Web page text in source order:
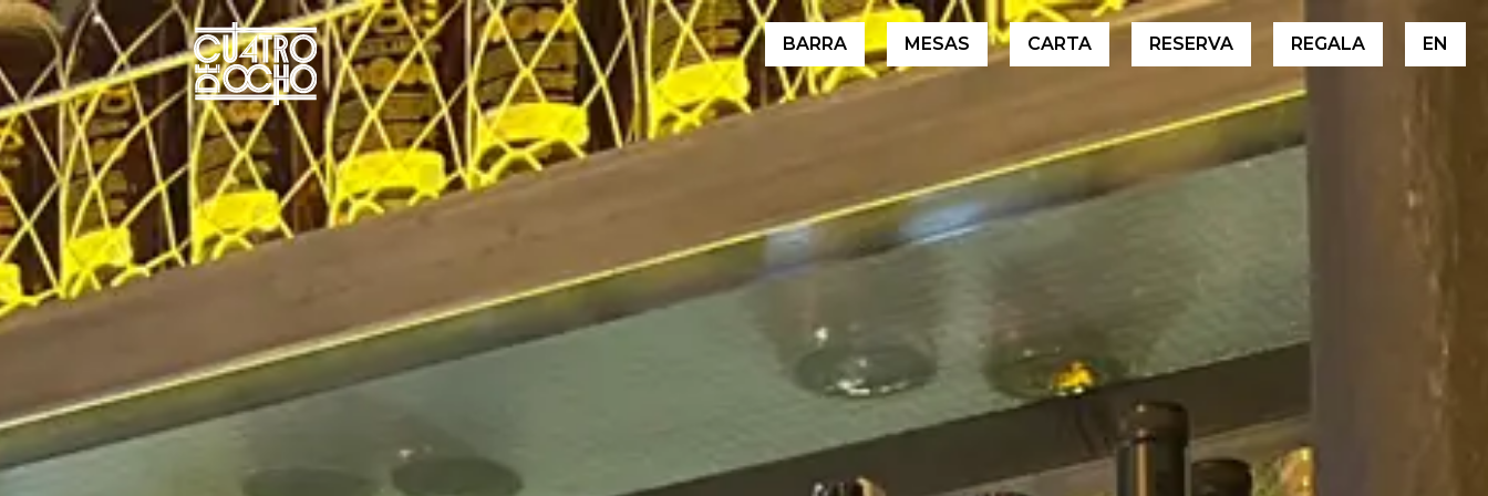
BARRA MESAS CARTA RESERVA REGALA EN